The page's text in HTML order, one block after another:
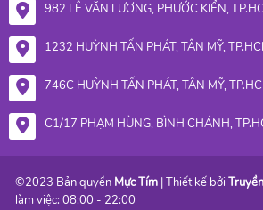
982 LÊ VĂN LƯƠNG, PHƯỚC KIỂN,
1232 HUỲNH TẤN PHÁT, TÂN MỸ,
746C HUỲNH TẤN PHÁT, TÂN MỸ,
C1/17 PHẠM HÙNG, BÌNH CHÁNH,
©2023 Bản quyền Mực Tím | Thiết kế bởi
làm việc: 08:00 - 22:00